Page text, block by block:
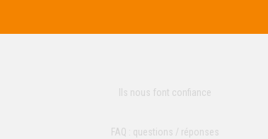
Ils nous font confiance
FAQ : questions / réponses